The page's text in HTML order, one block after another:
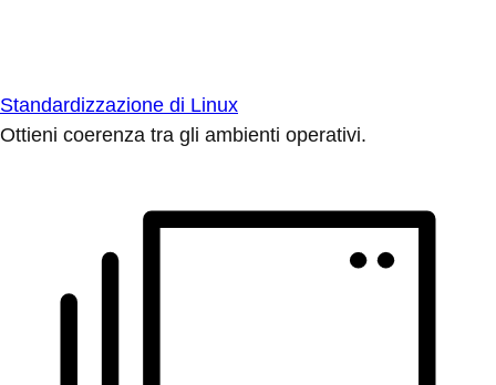
Standardizzazione di Linux
Ottieni coerenza tra gli ambienti operativi.